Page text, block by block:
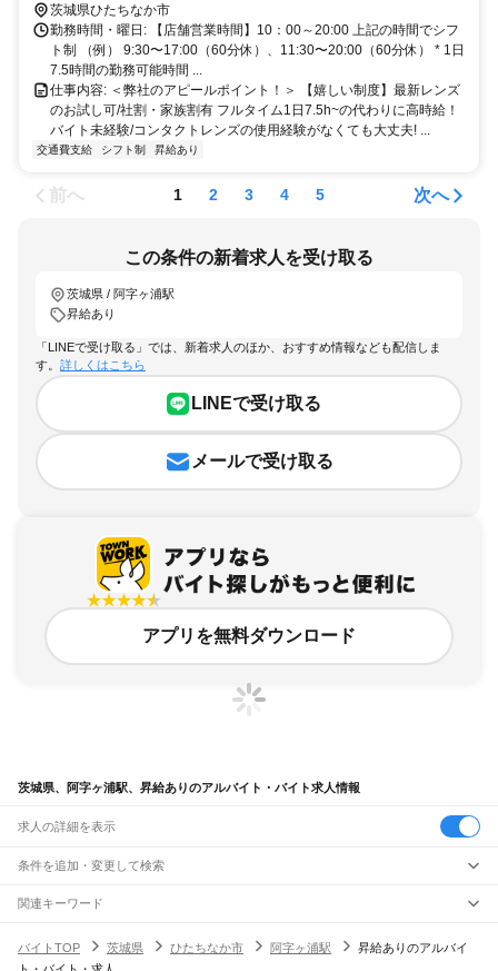
海浜公園」行きバス [バス停] 「ジョイフル本田西」下車すぐ [所要時
間] 約20分 [運賃] 450円 ＊時刻表は茨城交通のホームページにてご確
認いただけます。 行き – JR勝田駅→ジョイフル本田西 帰り – ジョイ
フル本田西→JR勝田駅 【スマイルあおぞらバス】（運賃100円） (1)
勝田中央コース [乗り場] 勝田駅東口バスターミナル 1番のりば 発、
「勝田中央コース」行きバス [バス停] 「ジョイフル本田・ファッショ
ンクルーズ」下車すぐ [所要時間] 約45分 (2) 勝田南コース [乗り場] 勝
田駅東口バスターミナル 1番のりば 発、「勝田南コース」行きバス
時間] 約40分 (3) 那珂湊コース [乗り場] 那珂湊駅発「那珂湊コース」
行きバス [バス停] 「ジョイフル本田・ファッションクルーズ」下車す
確認いただけます。 ※年末年始（12/29〜1/3）は運休 ◯ タクシー 勝
田駅から約20分
茨城県ひたちなか市
勤務時間・曜日: 【店舗営業時間】10：00～20:00 上記の時間でシフ
ト制 （例） 9:30〜17:00（60分休）、11:30〜20:00（60分休） * 1日
7.5時間の勤務可能時間 ...
仕事内容: ＜弊社のアピールポイント！＞ 【嬉しい制度】最新レンズ
のお試し可/社割・家族割有 フルタイム1日7.5h~の代わりに高時給！
バイト未経験/コンタクトレンズの使用経験がなくても大丈夫! ...
交通費支給 シフト制 昇給あり
前へ 1 2 3 4 5 次へ
この条件の新着求人を受け取る
茨城県 / 阿字ヶ浦駅
昇給あり
「LINEで受け取る」では、新着求人のほか、おすすめ情報なども配信しま
す。 詳しくはこちら
LINEで受け取る
メールで受け取る
アプリを無料ダウンロード
茨城県、阿字ヶ浦駅、昇給ありのアルバイト・バイト求人情報
求人の詳細を表示
条件を追加・変更して検索
市区町村を追加・変更
茨城県すべて
駅を追加・変更
関連キーワード
バイトTOP
茨城県 ひたちなか市 阿字ヶ浦駅
昇給ありのアルバイ